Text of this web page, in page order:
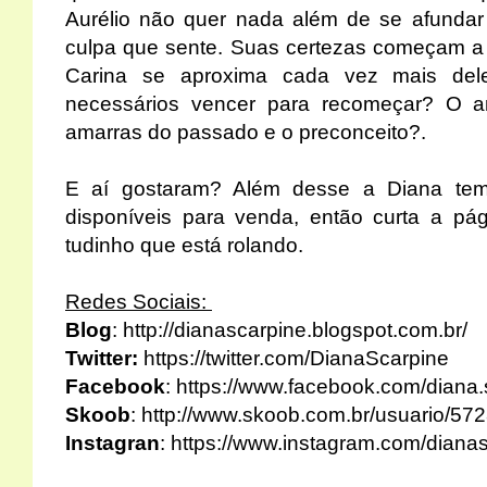
Aurélio não quer nada além de se
culpa que sente. Suas certezas começam
Carina se aproxima cada vez mais
necessários vencer para recomeçar? O
amarras do passado e o preconceito?.
E aí gostaram? Além desse a Diana
disponíveis para venda, então curta a
tudinho que está rolando.
Redes Sociais:
Blog: http://dianascarpine.blogspot.com.br/
Twitter: https://twitter.com/DianaScarpine
Facebook: https://www.facebook.com/
Skoob: http://www.skoob.com.br/usuario/
Instagran: https://www.instagram.com/